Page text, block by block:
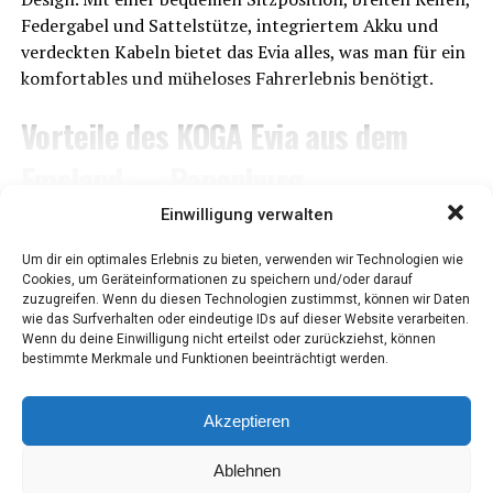
Einwilligung verwalten
Um dir ein optimales Erlebnis zu bieten, verwenden wir Technologien wie
Cookies, um Geräteinformationen zu speichern und/oder darauf
zuzugreifen. Wenn du diesen Technologien zustimmst, können wir Daten
wie das Surfverhalten oder eindeutige IDs auf dieser Website verarbeiten.
Wenn du deine Einwilligung nicht erteilst oder zurückziehst, können
bestimmte Merkmale und Funktionen beeinträchtigt werden.
Akzeptieren
Ablehnen
Feder­ga­bel und Sat­tel­stüt­ze, inte­grier­tem Akku und
ver­deck­ten Kabeln bie­tet das Evia alles, was man für ein
kom­for­ta­bles und mühe­lo­ses Fahr­erleb­nis benötigt.
Vor­tei­le des KOGA Evia aus dem
SP-Con­nect Halterung
Befes­ti­gen Sie Ihr Smart­phone ein­fach am Vor­bau. So
haben Sie Ihre Navi­ga­ti­on immer im Blick.
Ergo­no­mi­scher Akkugriff
Die Akku­ab­de­ckung hat einen ergo­no­mi­schen Griff, der
das Ent­neh­men des Akkus erleich­tert. Dies macht das
Hand­ling des E‑Bikes beson­ders benutzerfreundlich.
WEITERLESEN
ANZEIGE
Papen­burg — Ems­land: KALKHOFF
ENDEAVOUR 7.B ADVANCE im Test!
vor 2 Jahren am 29. Juni 2024
Von Ingo Tonsor -